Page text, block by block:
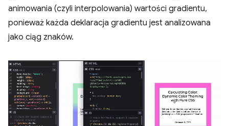
animowania (czyli interpolowania) wartości gradientu,
ponieważ każda deklaracja gradientu jest analizowana
jako ciąg znaków.